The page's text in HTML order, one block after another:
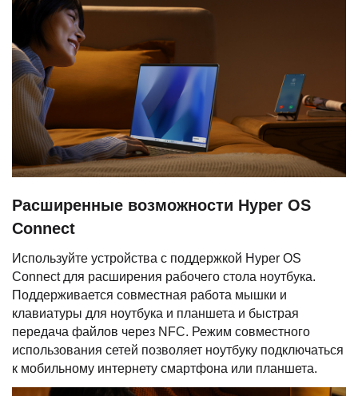
Расширенные возможности Hyper OS
Connect
Используйте устройства с поддержкой Hyper OS
Connect для расширения рабочего стола ноутбука.
Поддерживается совместная работа мышки и
клавиатуры для ноутбука и планшета и быстрая
передача файлов через NFC. Режим совместного
использования сетей позволяет ноутбуку подключаться
к мобильному интернету смартфона или планшета.